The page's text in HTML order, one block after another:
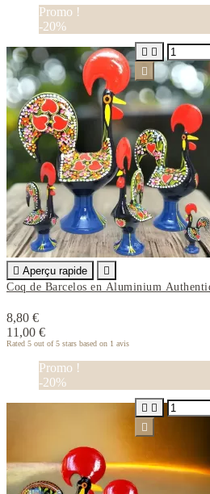
Promo !
-20%
 Aperçu rapide

Coq de Barcelos en Aluminium
8,80 €
11,00 €
Rated 5 out of 5 stars based on 1 avis
 

Promo !
-20%
 
